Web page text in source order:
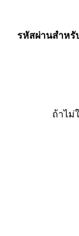
รหัสผ่านสำหรั
ถ้าไม่